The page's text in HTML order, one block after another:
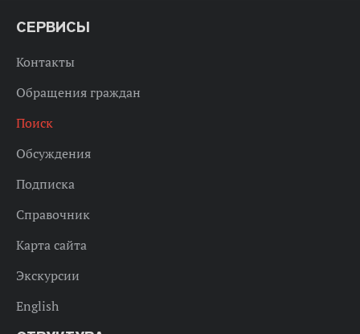
СЕРВИСЫ
Контакты
Обращения граждан
Поиск
Обсуждения
Подписка
Справочник
Карта сайта
Экскурсии
English